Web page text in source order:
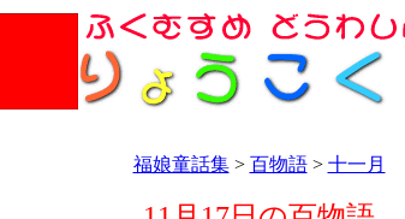
福娘童話集> 百物語> 十一月